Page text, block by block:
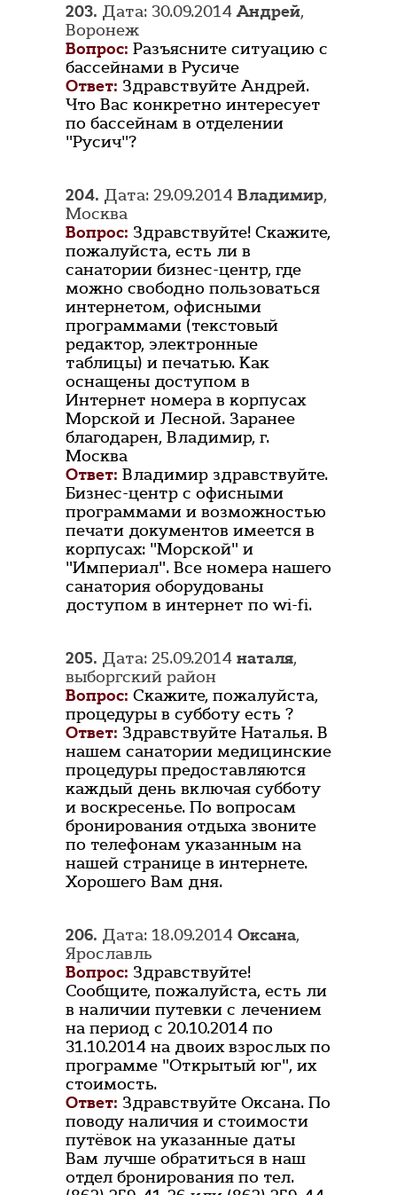
203. Дата: 30.09.2014Андрей,
Воронеж
Вопрос: Разъясните ситуацию с
бассейнами в Русиче
Ответ: Здравствуйте Андрей.
Что Вас конкретно интересует
по бассейнам в отделении
"Русич"?
204. Дата: 29.09.2014 Владимир,
Москва
Вопрос: Здравствуйте! Скажите,
пожалуйста, есть ли в
санатории бизнес-центр, где
можно свободно пользоваться
интернетом, офисными
программами (текстовый
редактор, электронные
таблицы) и печатью. Как
оснащены доступом в
Интернет номера в корпусах
Морской и Лесной. Заранее
благодарен, Владимир, г.
Москва
Ответ: Владимир здравствуйте.
Бизнес-центр с офисными
программами и возможностью
печати документов имеется в
корпусах: "Морской" и
"Империал". Все номера нашего
санатория оборудованы
доступом в интернет по wi-fi.
205. Дата: 25.09.2014 наталя,
выборгский район
Вопрос: Скажите, пожалуйста,
процедуры в субботу есть ?
Ответ: Здравствуйте Наталья. В
нашем санатории медицинские
процедуры предоставляются
каждый день включая субботу
и воскресенье. По вопросам
бронирования отдыха звоните
по телефонам указанным на
нашей странице в интернете.
Хорошего Вам дня.
206. Дата: 18.09.2014 Оксана,
Ярославль
Вопрос: Здравствуйте!
Сообщите, пожалуйста, есть ли
в наличии путевки с лечением
на период с 20.10.2014 по
31.10.2014 на двоих взрослых по
программе "Открытый юг", их
стоимость.
Ответ: Здравствуйте Оксана. По
поводу наличия и стоимости
путёвок на указанные даты
Вам лучше обратиться в наш
отдел бронирования по тел.